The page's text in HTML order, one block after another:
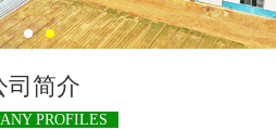
司简介
PROFILES